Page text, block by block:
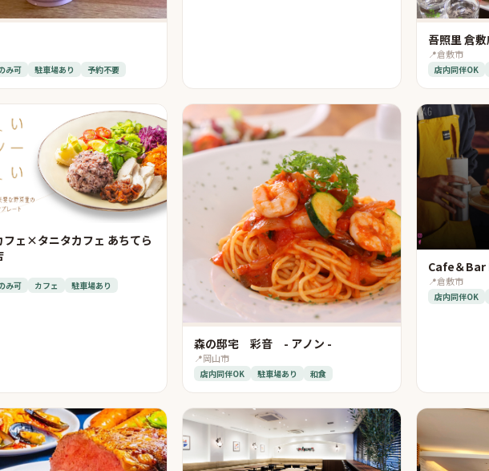
み可 駐車場あり 予約不要
吾照里 倉
📍倉敷市
店内同伴OK
フェ×タニタカフェ あちてら
み可 カフェ 駐車場あり
森の邸宅 彩音 - アノン -
📍岡山市
店内同伴OK 駐車場あり 和食
Cafe＆Bar
📍倉敷市
店内同伴OK